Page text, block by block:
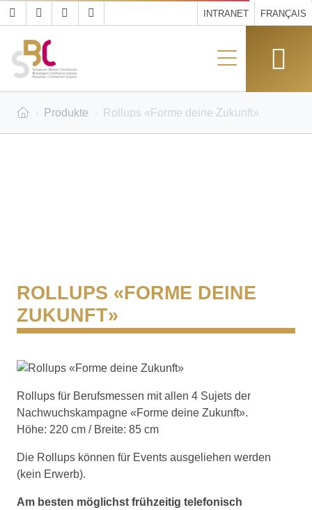
INTRANET FRANÇAIS
Produkte Rollups «Forme deine Zukunft»
ROLLUPS «FORME DEINE
ZUKUNFT»
Rollups für Berufsmessen mit allen 4 Sujets der
Nachwuchskampagne «Forme deine Zukunft».
Höhe: 220 cm / Breite: 85 cm
Die Rollups können für Events ausgeliehen werden
(kein Erwerb).
Am besten möglichst frühzeitig telefonisch